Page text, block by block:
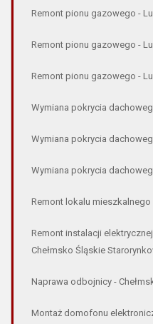
Remont pionu gazowego -
Remont pionu gazowego -
Remont pionu gazowego -
Wymiana pokrycia
Wymiana pokrycia
Wymiana pokrycia
Remont lokalu
Remont instalacji
Chełmsko Śląskie
Naprawa odbojnicy -
Montaż domofonu